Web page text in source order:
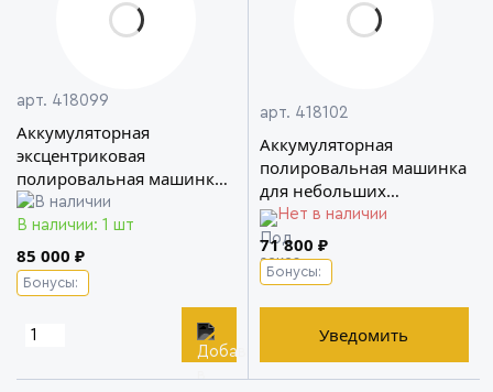
арт. 418099
Аккумуляторная
эксцентриковая
полировальная машинка
XFE 15 150 18.0 - EC/5.0 SET
FLEX
В наличии: 1 шт
85 000 ₽
Бонусы:
арт. 418102
Аккумуляторная
полировальная машинка
для небольших
поверхностей PXE 80
10.8-EC/2.5 SET FLEX
Нет в наличии
71 800 ₽
Бонусы:
Уведомить